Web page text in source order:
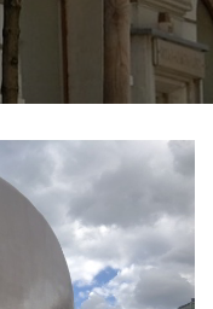
C
J